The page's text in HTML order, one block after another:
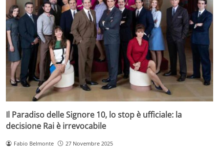
Il Paradiso delle Signore 10, lo stop è ufficiale: la
decisione Rai è irrevocabile
Fabio Belmonte 27 Novembre 2025